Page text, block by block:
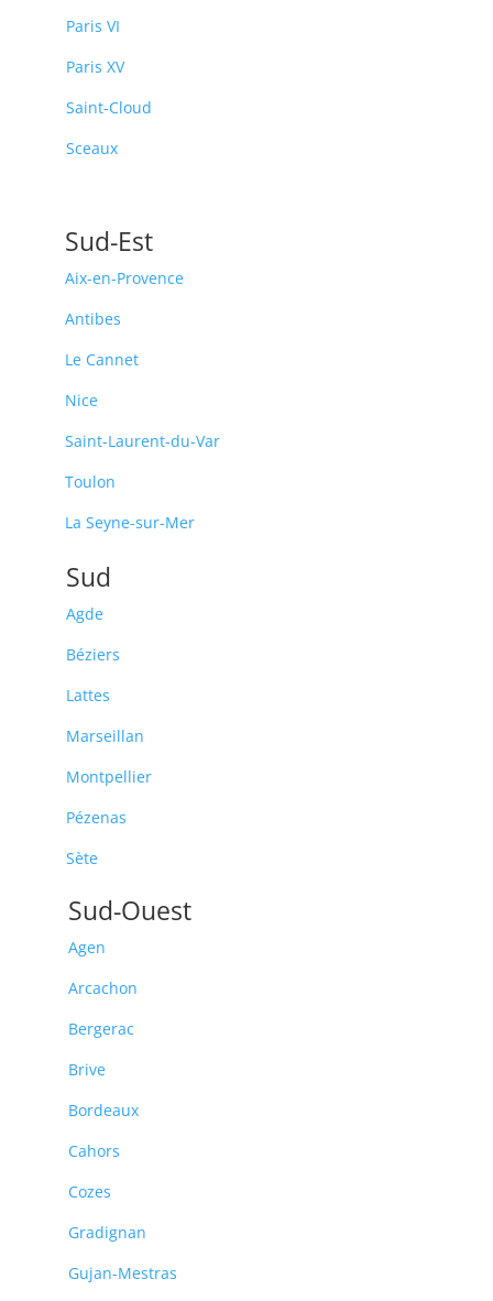
Paris VI
Paris XV
Saint-Cloud
Sceaux
Sud-Est
Aix-en-Provence
Antibes
Le Cannet
Nice
Saint-Laurent-du-Var
Toulon
La Seyne-sur-Mer
Sud
Agde
Béziers
Lattes
Marseillan
Montpellier
Pézenas
Sète
Sud-Ouest
Agen
Arcachon
Bergerac
Brive
Bordeaux
Cahors
Cozes
Gradignan
Gujan-Mestras